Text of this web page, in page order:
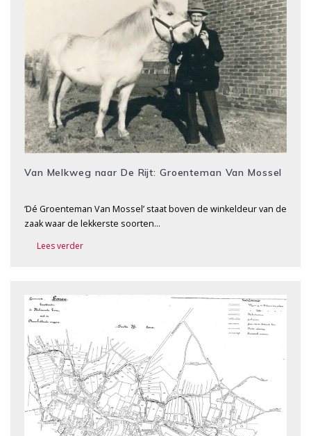
Van Melkweg naar De Rijt: Groenteman Van Mossel
‘Dé Groenteman Van Mossel’ staat boven de winkeldeur van de
zaak waar de lekkerste soorten…
Lees verder